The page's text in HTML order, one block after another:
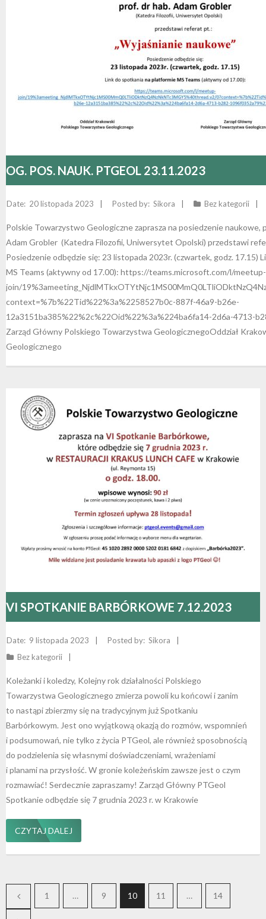
OG. POS. NAUK. PTGEOL 23.11.2023
20 listopada 2023 Sikora Bez kategorii
Polskie Towarzystwo Geologiczne zaprasza na posiedzenie naukowe,
Adam Grobler (Katedra Filozofii, Uniwersytet Opolski) przedstawi
Posiedzenie odbędzie się: 23 listopada 2023r. (czwartek, godz. 17.15)
MS Teams (aktywny od 17.00): https://teams.microsoft.com/l/meetup-
join/
context=%7b%22Tid%22%3a%2258527b0c-887f-46a9-b26e-
12a3151ba385%22%2c%22Oid%22%3a%224ba6fa14-2d6a-4713-
Zarząd Główny Polskiego Towarzystwa GeologicznegoOddział
Geologicznego
VI SPOTKANIE BARBÓRKOWE 7.12.2023
9 listopada 2023
Sikora
Bez kategorii
Koleżanki i koledzy, Kolejny rok działalności Polskiego
Towarzystwa Geologicznego zmierza powoli ku końcowi i zanim
to nastąpi zbierzmy się na tradycyjnym już Spotkaniu
Barbórkowym. Jest ono wyjątkową okazją do rozmów, wspomnień
i podsumowań, nie tylko z życia PTGeol, ale również sposobnością
do podzielenia się własnymi doświadczeniami, wrażeniami
i planami na przysłość. W gronie koleżeńskim zawsze jest o czym
rozmawiać! Serdecznie zapraszamy! Zarząd Główny PTGeol
Spotkanie odbędzie się 7 grudnia 2023 r. w Krakowie
CZYTAJ DALEJ
1 … 9 10 11 … 14